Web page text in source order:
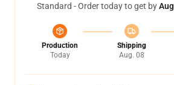
Standard - Order today to get by
Production
Today
Shipping
Aug. 08